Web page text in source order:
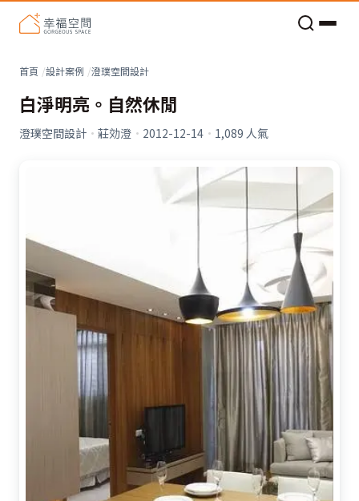
首頁 設計案例 澄璞空間設計
白淨明亮。自然休閒
澄璞空間設計 · 莊効澄 · 2012-12-14 · 1,089 人氣